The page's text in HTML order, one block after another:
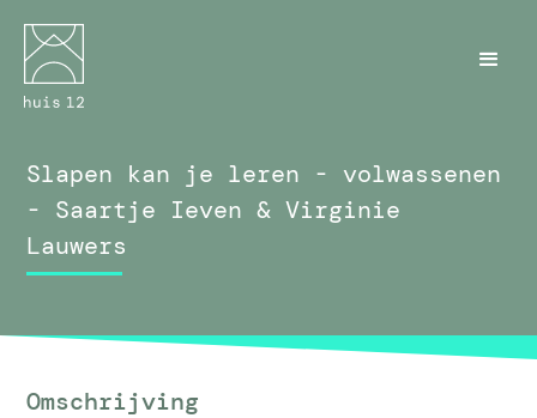
Slapen kan je leren - volwassenen
- Saartje Ieven & Virginie
Lauwers
Omschrijving